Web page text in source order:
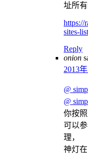
址所有
https://
sites-
Reply
onion
2013
@
@
你按
可以
理，
神灯